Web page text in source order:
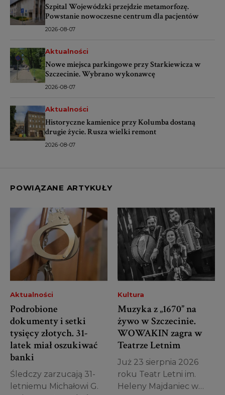
Szpital Wojewódzki przejdzie metamorfozę.
Powstanie nowoczesne centrum dla pacjentów
2026-08-07
Aktualności
Nowe miejsca parkingowe przy Starkiewicza w
Szczecinie. Wybrano wykonawcę
2026-08-07
Aktualności
Historyczne kamienice przy Kolumba dostaną
drugie życie. Rusza wielki remont
2026-08-07
POWIĄZANE ARTYKUŁY
Aktualności
Podrobione
dokumenty i setki
tysięcy złotych. 31-
latek miał oszukiwać
banki
Śledczy zarzucają 31-
letniemu Michałowi G.
Kultura
Muzyka z „1670” na
żywo w Szczecinie.
WOWAKIN zagra w
Teatrze Letnim
Już 23 sierpnia 2026
roku Teatr Letni im.
Heleny Majdaniec w